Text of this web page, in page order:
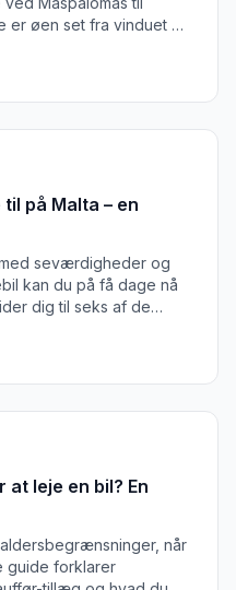
er øen set fra vinduet på
på Malta – en
seværdigheder og
kan du på få dage nå
dig til seks af de
leje en bil? En
når
guide forklarer